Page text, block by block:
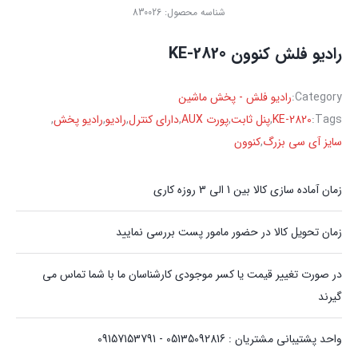
شناسه محصول: 830026
رادیو فلش کنوون KE-2820
Category: رادیو فلش - پخش ماشین
Tags:
KE-2820
,پنل ثابت,پورت AUX ,دارای کنترل,رادیو,رادیو پخش,
سایز آی سی بزرگ,کنوون
زمان آماده سازی کالا بین 1 الی 3 روزه کاری
زمان تحویل کالا در حضور مامور پست بررسی نمایید
در صورت تغییر قیمت یا کسر موجودی کارشناسان ما با شما تماس می
گیرند
واحد پشتیبانی مشتریان : 05135092816 - 09157153791